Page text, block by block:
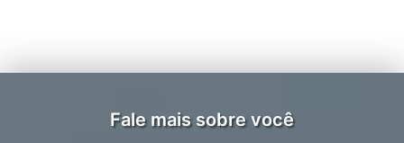
Fale mais sobre você